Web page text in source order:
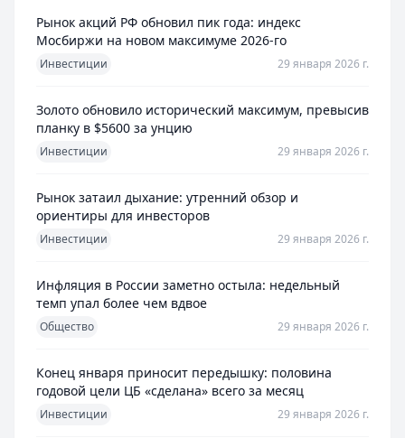
Рынок акций РФ обновил пик года: индекс
Мосбиржи на новом максимуме 2026-го
Инвестиции 29 января 2026 г.
Золото обновило исторический максимум, превысив
планку в $5600 за унцию
Инвестиции 29 января 2026 г.
Рынок затаил дыхание: утренний обзор и
ориентиры для инвесторов
Инвестиции 29 января 2026 г.
Инфляция в России заметно остыла: недельный
темп упал более чем вдвое
Общество 29 января 2026 г.
Конец января приносит передышку: половина
годовой цели ЦБ «сделана» всего за месяц
Инвестиции 29 января 2026 г.